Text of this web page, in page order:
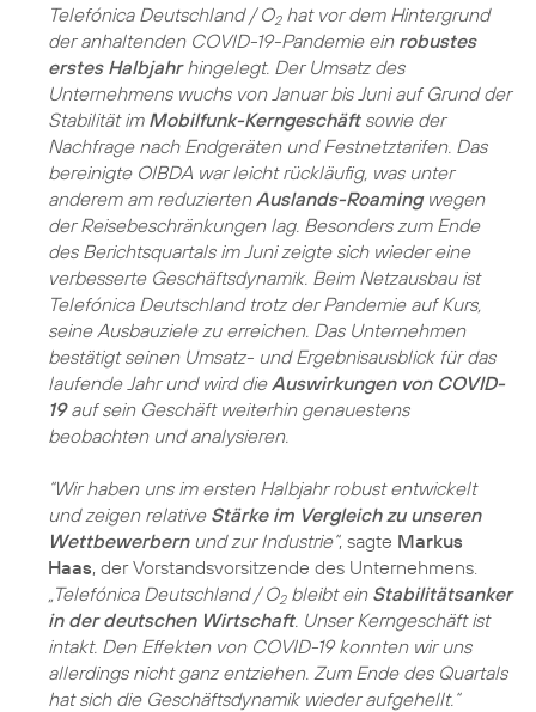
Telefónica Deutschland / O2hat vor dem Hintergrund
der anhaltenden COVID-19-Pandemie ein robustes
erstes Halbjahrhingelegt. Der Umsatz des
Unternehmens wuchs von Januar bis Juni auf Grund der
Stabilität im Mobilfunk-Kerngeschäftsowie der
Nachfrage nach Endgeräten und Festnetztarifen. Das
bereinigte OIBDA war leicht rückläufig, was unter
anderem am reduziertenAuslands-Roamingwegen
der Reisebeschränkungen lag. Besonders zum Ende
des Berichtsquartals im Juni zeigte sich wieder eine
verbesserte Geschäftsdynamik. Beim Netzausbau ist
Telefónica Deutschland trotz der Pandemie auf Kurs,
seine Ausbauziele zu erreichen. Das Unternehmen
bestätigt seinen Umsatz- und Ergebnisausblick für das
laufende Jahr und wird dieAuswirkungen von COVID-
19auf sein Geschäft weiterhin genauestens
beobachten und analysieren.
“Wir haben uns im ersten Halbjahr robust entwickelt
und zeigen relative Stärke im Vergleich zu unseren
Wettbewerbernund zur Industrie“, sagte Markus
Haas, der Vorstandsvorsitzende des Unternehmens.
„Telefónica Deutschland / O2bleibt ein Stabilitätsanker
in der deutschen Wirtschaft. Unser Kerngeschäft ist
intakt. Den Effekten von COVID-19 konnten wir uns
allerdings nicht ganz entziehen. Zum Ende des Quartals
hat sich die Geschäftsdynamik wieder aufgehellt.“